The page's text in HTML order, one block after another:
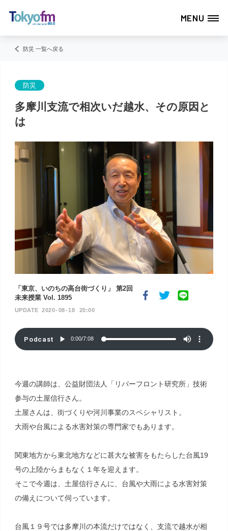
MENU
防災 一覧へ戻る
防災
多摩川支流で相次いだ越水、その原因と
は
「東京、いのちの高台街づくり」 第2回
未来授業 Vol. 1895
2020 08 18 20:00
Podcast 0:00/7:08
今週の講師は、公益財団法人「リバーフロント研究所」技術
参与の土屋信行さん。
土屋さんは、街づくりや河川事業のスペシャリスト。
大雨や台風による水害対策の専門家でもあります。
関東地方から東北地方などに甚大な被害をもたらした台風19
号の上陸からまもなく１年を迎えます。
そこで今週は、土屋信行さんに、台風や大雨による水害対策
の備えについて伺っています。
台風１９号では多摩川の本流だけではなく、支流で越水が相